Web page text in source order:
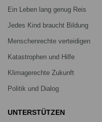
Ein Leben lang genug Reis
Jedes Kind braucht Bildung
Menschenrechte verteidigen
Katastrophen und Hilfe
Klimagerechte Zukunft
Politik und Dialog
UNTERSTÜTZEN